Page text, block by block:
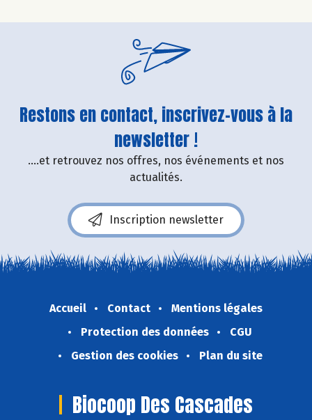
Restons en contact, inscrivez-vous à la
newsletter !
....et retrouvez nos offres, nos événements et nos
actualités.
Inscription newsletter
Accueil Contact
Mentions légales
Protection des données
CGU
Gestion des cookies
Plan du site
Biocoop Des Cascades